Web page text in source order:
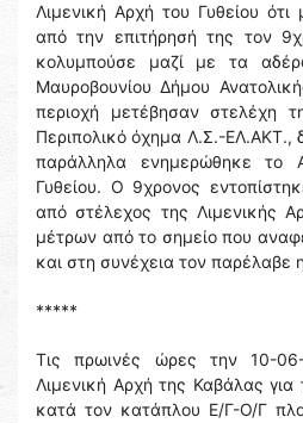
Λιμενική Αρχή του Γυθείου
από την επιτήρησή της τον
κολυμπούσε μαζί με τα
Μαυροβουνίου Δήμου
περιοχή μετέβησαν στελέχη
Περιπολικό όχημα Λ.Σ.-ΕΛ.ΑΚΤ.,
παράλληλα ενημερώθηκε το
Γυθείου. Ο 9χρονος
από στέλεχος της Λιμενικής
μέτρων από το σημείο που
και στη συνέχεια τον παρέλαβε
*****
Τις πρωινές ώρες την 10-
Λιμενική Αρχή της Καβάλας για
κατά τον κατάπλου Ε/Γ-Ο/Γ